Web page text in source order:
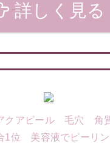
詳しく見る
クアピール 毛穴 角
1位 美容液でピーリ